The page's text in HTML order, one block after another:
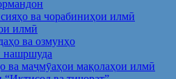
ва чорабиниҳои илмӣ
илмӣ
ва озмунҳо
нашршуда
ва маҷмӯаҳои мақолаҳои илмӣ